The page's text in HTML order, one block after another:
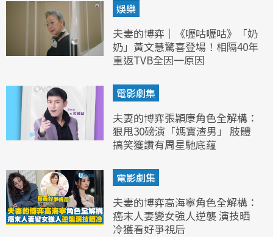
娛樂
夫妻的博弈｜《嚦咕嚦咕》「奶
奶」黃文慧驚喜登場！相隔40年
重返TVB全因一原因
電影劇集
夫妻的博弈張頴康角色全解構：
狠甩30磅演「媽寶渣男」 肢體
搞笑獲讚有周星馳底蘊
電影劇集
夫妻的博弈高海寧角色全解構：
癌末人妻變女強人逆襲 演技晒
冷獲看好爭視后